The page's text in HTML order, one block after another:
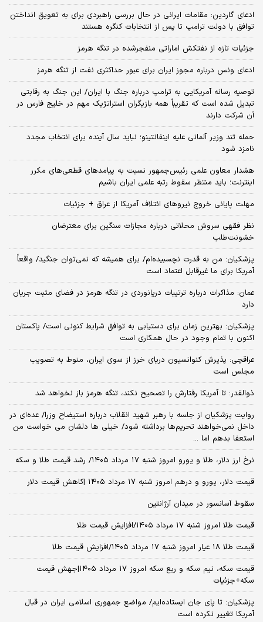
ادعای گاردین: مقامات ایرانی در حال بررسی راهبردی برای به تعویق انداختن
توافق با دولت ترامپ تا پس از انتخابات کنگره هستند
جزئیات تازه از نفتکش اماراتی منفجرشده در تنگه هرمز
ادعای ونس درباره مجوز ایران برای عبور حداکثری نفت از تنگه هرمز
توصیه رسانه آمریکایی به ترامپ درباره جنگ با ایران/ این جنگ به رقابتی
تبدیل شده است که تقریباً همه بازیگران استراتژیک مهم در خلیج فارس در
آن شرکت دارند
حمله تند وزیر آلمانی علیه اینفانتینو؛ نباید سال آینده برای انتخاب مجدد
نامزد شود
هشدار معاون علمی رئیس‌جمهور نسبت به پیامدهای قطعی‌های مکرر
اینترنت؛ باید منتظر سقوط رتبه علمی ایران باشیم
مهلت پایانی خروج نیروهای ائتلاف آمریکا از عراق + جزئیات
نظر فقهی سروش محلاتی درباره مجازات سنگین برای معترضان
خشونت‌طلب
پزشکیان: من به قدرت نچسبیده‌ام/ برای همیشه که نمی‌توان جنگید/ واقعاً
آمریکا برای ما غیرقابل اعتماد است
عمان: مذاکرات درباره ترتیبات دریانوردی در تنگه هرمز در فضای مثبت جریان
دارد
پزشکیان‌: بهترین زمان برای دستیابی به توافق شرایط کنونی است/ پاکستان
اکنون با تمام وجود در حال همکاری است
عراقچی: پذیرش کنوانسیون دریای خرز از سوی ایران، منوط به تصویب
مجلس است
ذوالقدر: تا آمریکا رفتارش را تصحیح نکند، تنگه هرمز باز نخواهد شد
روایت پزشکیان از جلسه با رهبر شهید انقلاب درباره استیضاح وزرا/ عده‌ای در
داخل نمی‌خواهند تحریم‌ها برداشته شود/ خیلی ها دلشان می خواست من
استعفا بدهم اما ...
نرخ ارز دلار، طلا و یورو امروز شنبه ۱۷ مرداد ۱۴۰۵/ رشد قیمت طلا و سکه
قیمت دلار، یورو و درهم امروز شنبه ۱۷ مرداد ۱۴۰۵ |کاهش قیمت دلار
سقوط آسانسور در میدان آرژانتین
قیمت طلا امروز شنبه ۱۷ مرداد ۱۴۰۵/افزایش قیمت طلا
قیمت طلا ۱۸ عیار امروز شنبه ۱۷ مرداد ۱۴۰۵/افزایش قیمت طلا
قیمت سکه، نیم سکه و ربع سکه امروز ۱۷ مرداد ۱۴۰۵|جهش قیمت
سکه+جزئیات
پزشکیان: تا پای جان ایستاده‌ایم/ مواضع جمهوری اسلامی ایران در قبال
آمریکا تغییر نکرده است